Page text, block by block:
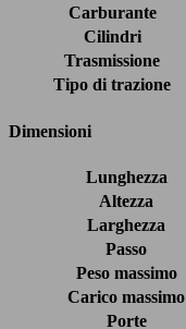
Carburante
Cilindri
Trasmissione
Tipo di trazione
Dimensioni
Lunghezza
Altezza
Larghezza
Passo
Peso massimo
Carico massimo
Porte